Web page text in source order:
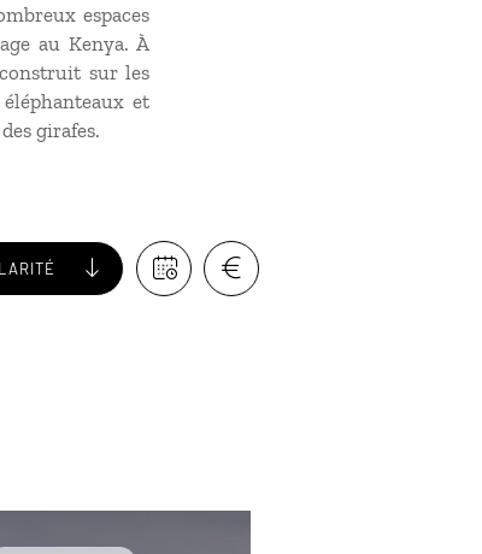
espaces
au Kenya. À
sur les
et
girafes.